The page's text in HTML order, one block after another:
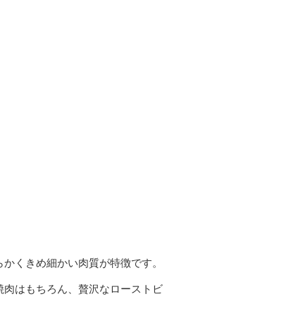
くきめ細かい肉質が特徴です。
はもちろん、贅沢なローストビ